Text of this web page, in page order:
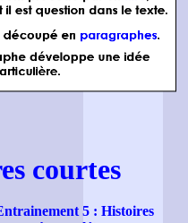
courtes
5 : Histoires